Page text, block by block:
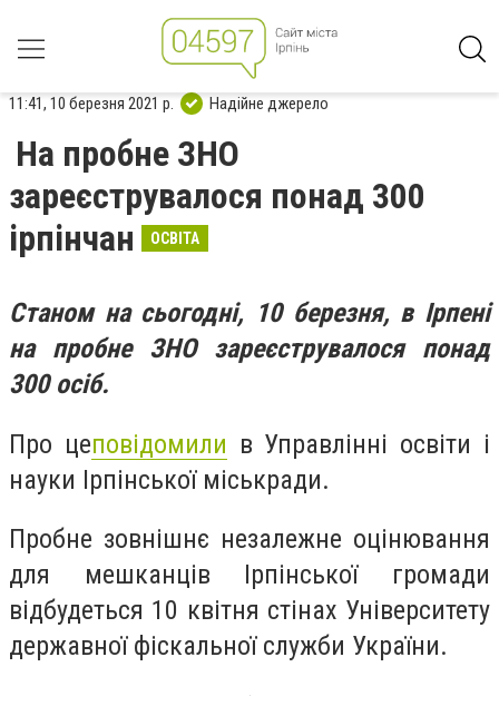
11:41, 10 березня 2021 р. Надійне джерело
На пробне ЗНО
зареєструвалося понад 300
ірпінчан
ОСВІТА
Станом на сьогодні, 10 березня, в Ірпені
на пробне ЗНО зареєструвалося понад
300 осіб.
Про цеповідомили в Управлінні освіти і
науки Ірпінської міськради.
Пробне зовнішнє незалежне оцінювання
для мешканців Ірпінської громади
відбудеться 10 квітня стінах Університету
державної фіскальної служби України.